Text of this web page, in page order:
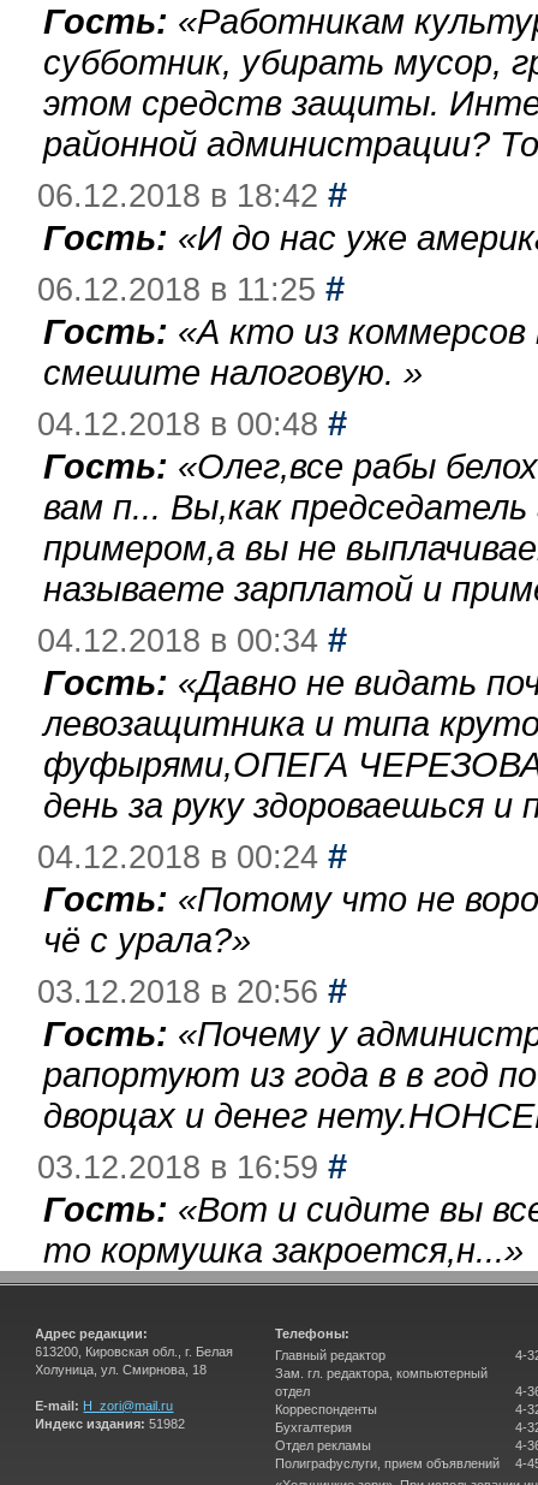
Гость: «Работникам
субботник, убирать мусор,
этом средств защиты.
районной администрации?
06.12.2018 в 18:42 #
Гость: «И до нас уже
06.12.2018 в 11:25 #
Гость: «А кто из
смешите налоговую. »
04.12.2018 в 00:48 #
Гость: «Олег,все рабы
вам п... Вы,как
примером,а вы не
называете зарплатой и
04.12.2018 в 00:34 #
Гость: «Давно не видать
левозащитника и типа
фуфырями,ОПЕГА
день за руку здороваешься
04.12.2018 в 00:24 #
Гость: «Потому что не
чё с урала?»
03.12.2018 в 20:56 #
Гость: «Почему у
рапортуют из года в в год
дворцах и денег
03.12.2018 в 16:59 #
Гость: «Вот и сидите вы
то кормушка закроется,н...»
Адрес редакции:
613200, Кировская обл., г. Белая
Холуница, ул. Смирнова, 18
E-mail: H_zori@mail.ru
Индекс издания: 51982
Телефоны:
Главный редактор
Зам. гл. редактора, компьютерный
отдел
Корреспонденты
Бухгалтерия
Отдел рекламы
Полиграфуслуги, прием объявлений
4-
4-
4-
4-
4-
4-